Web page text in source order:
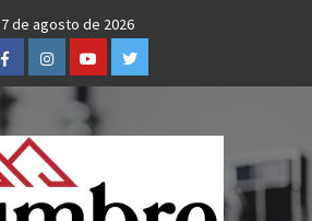
7 de agosto de 2026
FacebookInstagramYoutubeTwitter